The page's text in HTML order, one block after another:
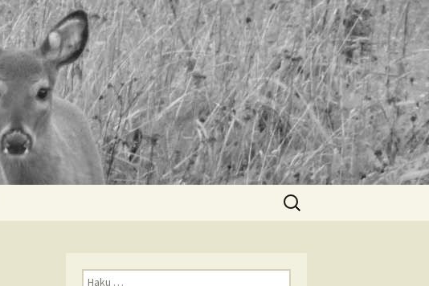
Haku:
Haku: